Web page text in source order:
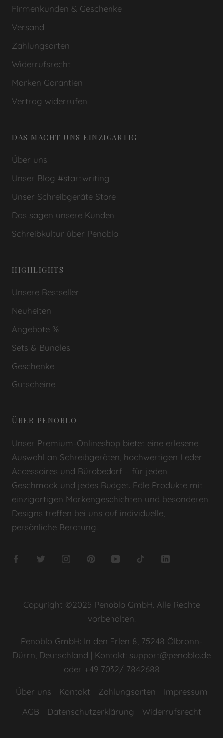
Firmenkunden & Geschenke
Versand
Zahlungsarten
Widerrufsrecht
Marken Garantien
Vertrag widerrufen
DAS MACHT UNS EINZIGARTIG
Über uns
Unser Blog #startwriting
Unser Schreibgeräte Store
Das sagen unsere Kunden
Schreibkultur über Penoblo
HIGHLIGHTS
Unsere Bestseller
Neuheiten
Angebote %
Sets & Bundles
Geschenke
Gutscheine
ÜBER PENOBLO
Unser Premium-Onlineshop bietet eine erlesene
Auswahl an Schreibgeräten, hochwertigen Leder
Accessoires und Bürobedarf – für jeden
Geschmack und jedes Budget. Edle Produkte mit
einzigartigen Markengeschichten und besonderen
Designs treffen bei uns auf individuelle,
persönliche Beratung.
Copyright ©2025 Penoblo GmbH. Alle Rechte
vorbehalten.
Penoblo GmbH: In den Erlen 8, 75248 Ölbronn-
Dürrn, Deutschland | Kontakt: support@penoblo.de
oder +49 7032/ 7842688
Über uns Kontakt Zahlungsarten
Impressum
AGB
Datenschutzerklärung Widerrufsrecht